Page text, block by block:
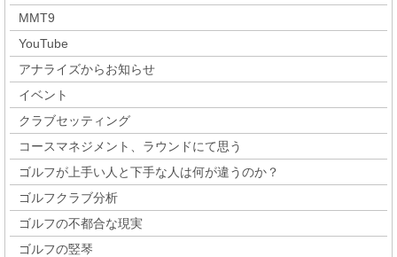
MMT9
YouTube
アナライズからお知らせ
イベント
クラブセッティング
コースマネジメント、ラウンドにて思う
ゴルフが上手い人と下手な人は何が違うのか？
ゴルフクラブ分析
ゴルフの不都合な現実
ゴルフの竪琴